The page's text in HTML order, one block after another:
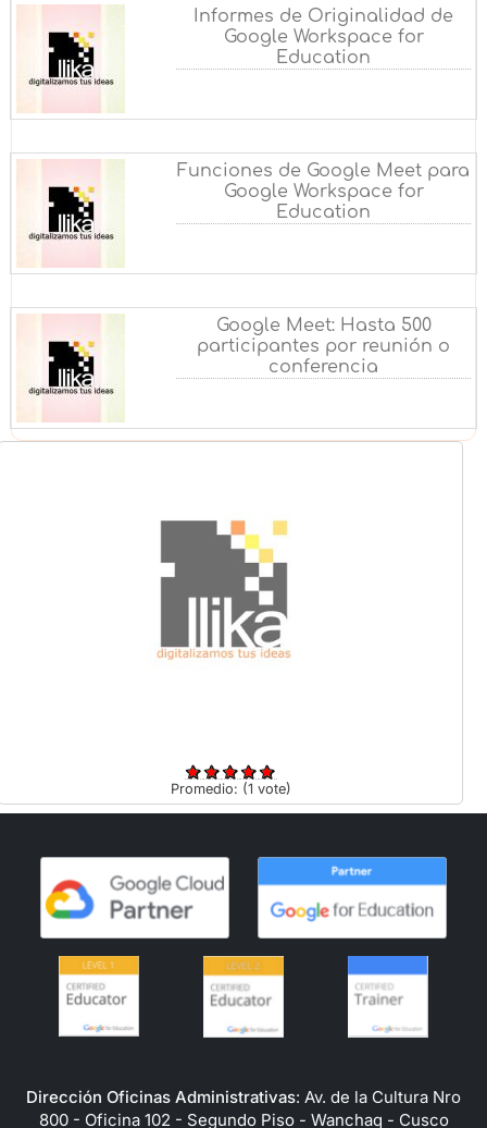
Informes de Originalidad de
Google Workspace for
Education
Funciones de Google Meet para
Google Workspace for
Education
Google Meet: Hasta 500
participantes por reunión o
conferencia
Promedio: (1 vote)
Dirección Oficinas Administrativas: Av. de la Cultura Nro
800 - Oficina 102 - Segundo Piso - Wanchaq - Cusco